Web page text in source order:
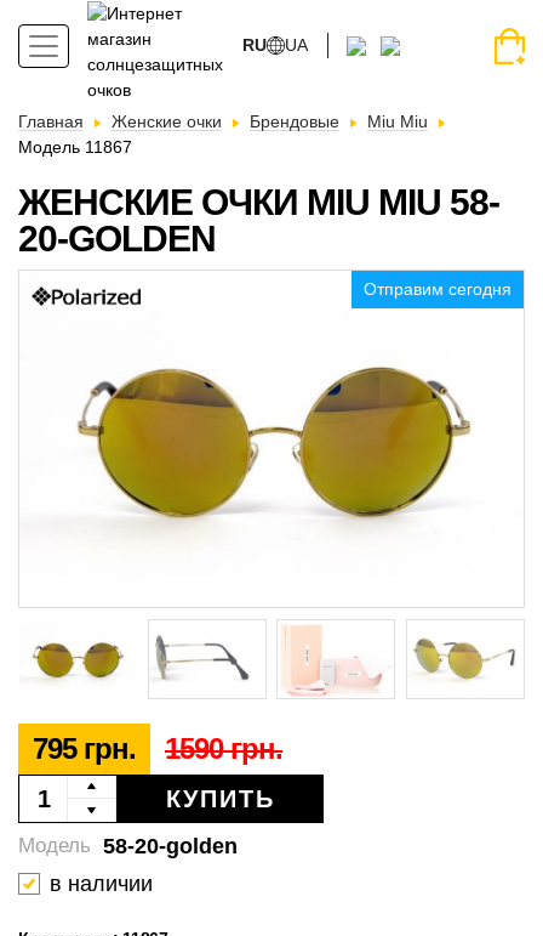
RU UA
Главная Женские очки Брендовые
Miu Miu
Модель 11867
ЖЕНСКИЕ ОЧКИ MIU MIU 58-
20-GOLDEN
Отправим сегодня
795 грн. 1590 грн.
КУПИТЬ
58-20-golden
Модель
в наличии